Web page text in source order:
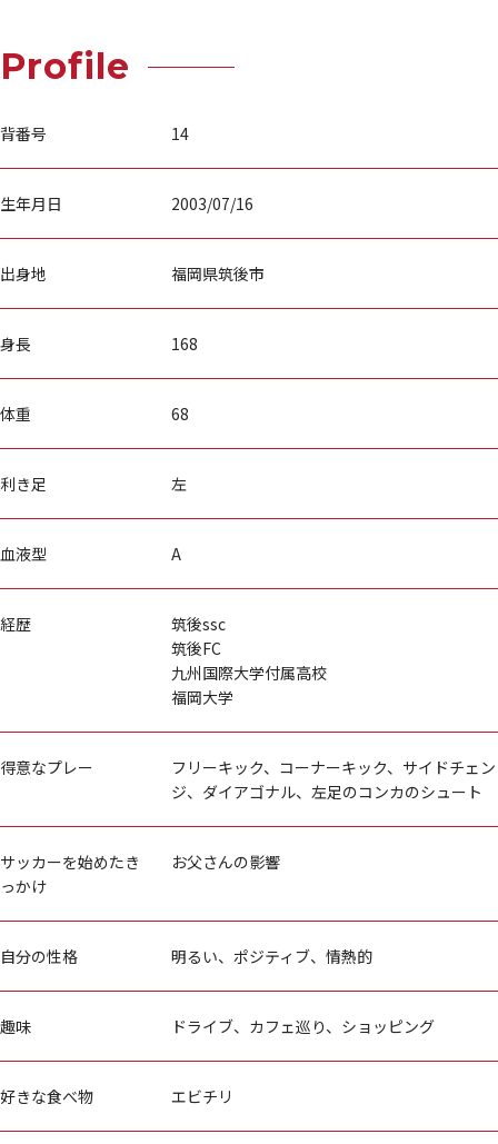
Profile
背番号 14
生年月日 2003/07/16
出身地 福岡県筑後市
身長 168
体重 68
利き足 左
血液型 A
経歴
筑後ssc
筑後FC
九州国際大学付属高校
福岡大学
得意なプレー
フリーキック、コーナーキック、サイドチェン
ジ、ダイアゴナル、左足のコンカのシュート
サッカーを始めたき
っかけ
お父さんの影響
自分の性格 明るい、ポジティブ、情熱的
趣味 ドライブ、カフェ巡り、ショッピング
好きな食べ物 エビチリ